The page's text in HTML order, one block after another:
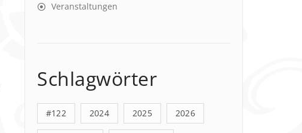
Veranstaltungen
Schlagwörter
#122 2024 2025 2026